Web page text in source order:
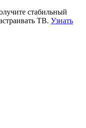
стабильный
ТВ. Узнать